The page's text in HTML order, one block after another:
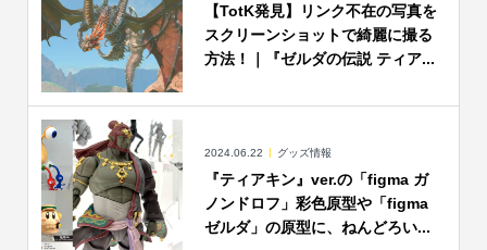
【TotK発見】リンク不在の写真を
スクリーンショットで綺麗に撮る
方法！｜『ゼルダの伝説 ティア...
2024.06.22 グッズ情報
『ティアキン』ver.の「figma ガ
ノンドロフ」彩色原型や「figma
ゼルダ」の原型に、ねんどろい...